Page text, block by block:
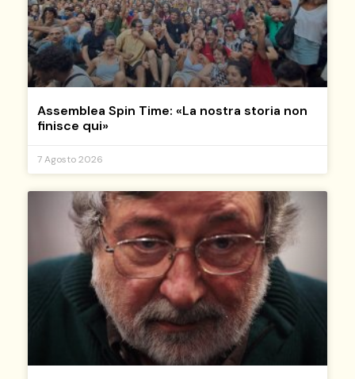
Assemblea Spin Time: «La nostra storia non
finisce qui»
7 Agosto 2026